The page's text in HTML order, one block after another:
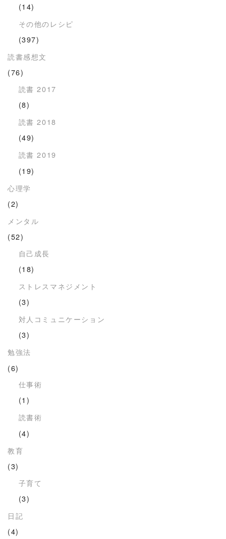
(14)
その他のレシピ
(397)
読書感想文
(76)
読書 2017
(8)
読書 2018
(49)
読書 2019
(19)
心理学
(2)
メンタル
(52)
自己成長
(18)
ストレスマネジメント
(3)
対人コミュニケーション
(3)
勉強法
(6)
仕事術
(1)
読書術
(4)
教育
(3)
子育て
(3)
日記
(4)